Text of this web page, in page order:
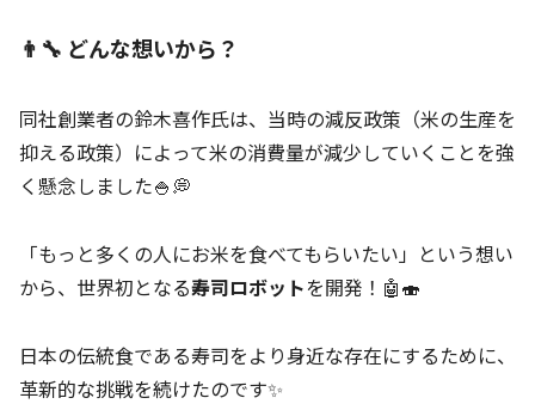
👨‍🔧 どんな想いから？
同社創業者の鈴木喜作氏は、当時の減反政策（米の生産を
抑える政策）によって米の消費量が減少していくことを強
く懸念しました🍚💭
「もっと多くの人にお米を食べてもらいたい」という想い
から、世界初となる寿司ロボットを開発！🤖🍣
日本の伝統食である寿司をより身近な存在にするために、
革新的な挑戦を続けたのです✨